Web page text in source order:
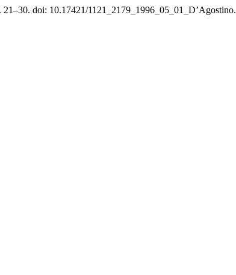
21–30. doi: 10.17421/1121_2179_1996_05_01_D’Agostino.